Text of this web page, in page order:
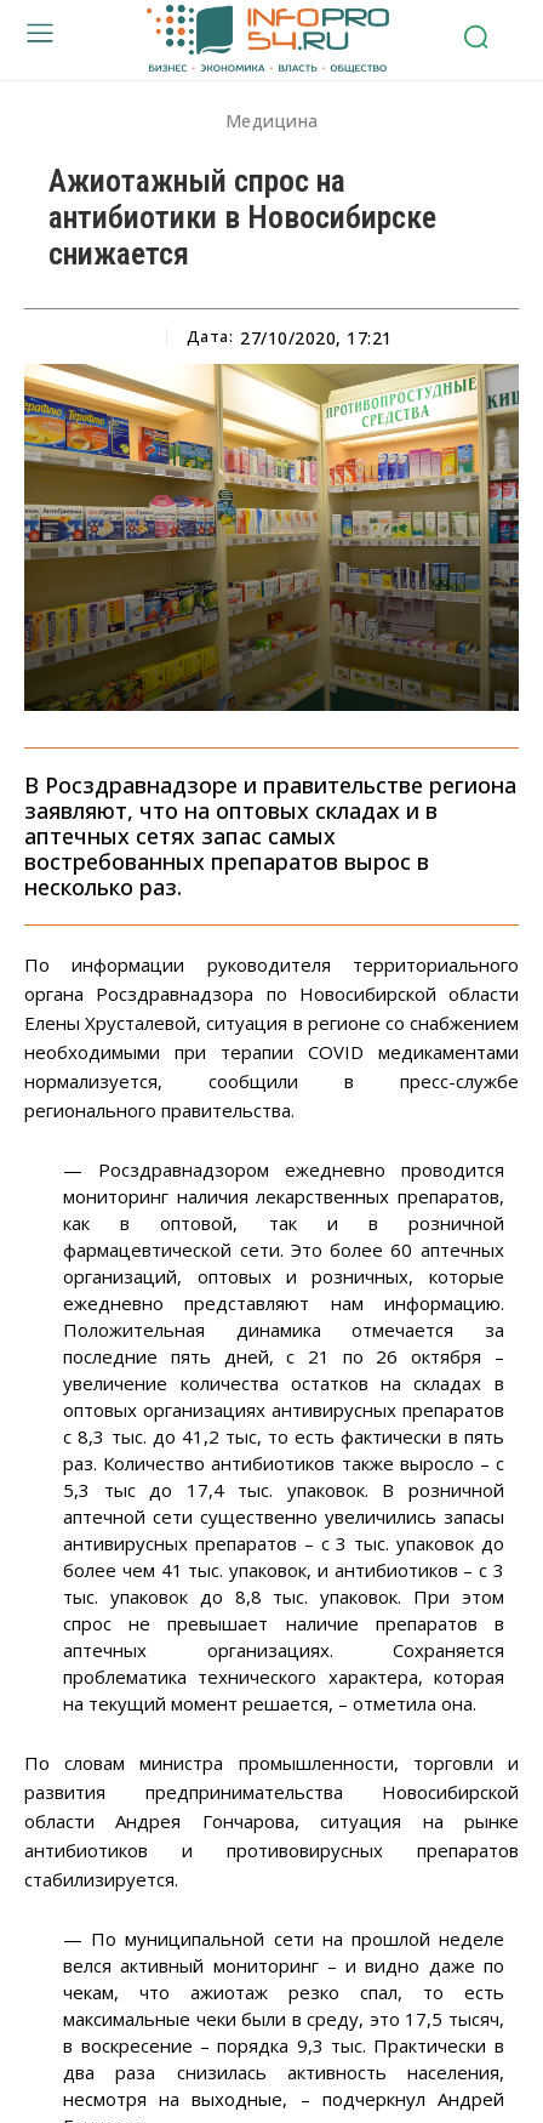
Медицина
Ажиотажный спрос на
антибиотики в Новосибирске
снижается
Дата: 27/10/2020, 17:21
В Росздравнадзоре и правительстве региона
заявляют, что на оптовых складах и в
аптечных сетях запас самых
востребованных препаратов вырос в
несколько раз.
По информации руководителя территориального
органа Росздравнадзора по Новосибирской области
Елены Хрусталевой, ситуация в регионе со снабжением
необходимыми при терапии COVID медикаментами
нормализуется, сообщили в пресс-службе
регионального правительства.
— Росздравнадзором ежедневно проводится
мониторинг наличия лекарственных препаратов,
как в оптовой, так и в розничной
фармацевтической сети. Это более 60 аптечных
организаций, оптовых и розничных, которые
ежедневно представляют нам информацию.
Положительная динамика отмечается за
последние пять дней, с 21 по 26 октября –
увеличение количества остатков на складах в
оптовых организациях антивирусных препаратов
с 8,3 тыс. до 41,2 тыс, то есть фактически в пять
раз. Количество антибиотиков также выросло – с
5,3 тыс до 17,4 тыс. упаковок. В розничной
аптечной сети существенно увеличились запасы
антивирусных препаратов – с 3 тыс. упаковок до
более чем 41 тыс. упаковок, и антибиотиков – с 3
тыс. упаковок до 8,8 тыс. упаковок. При этом
спрос не превышает наличие препаратов в
аптечных организациях. Сохраняется
проблематика технического характера, которая
на текущий момент решается, – отметила она.
По словам министра промышленности, торговли и
развития предпринимательства Новосибирской
области Андрея Гончарова, ситуация на рынке
антибиотиков и противовирусных препаратов
стабилизируется.
— По муниципальной сети на прошлой неделе
велся активный мониторинг – и видно даже по
чекам, что ажиотаж резко спал, то есть
максимальные чеки были в среду, это 17,5 тысяч,
в воскресение – порядка 9,3 тыс. Практически в
два раза снизилась активность населения,
несмотря на выходные, – подчеркнул Андрей